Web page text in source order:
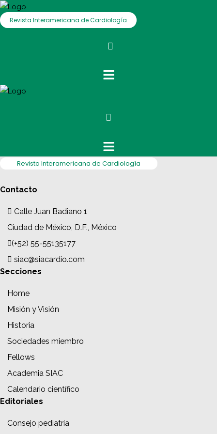
Revista Interamericana de Cardiología
Revista Interamericana de Cardiología
Contacto
Calle Juan Badiano 1
Ciudad de México, D.F., México
(+52) 55-55135177
siac@siacardio.com
Secciones
Home
Misión y Visión
Historia
Sociedades miembro
Fellows
Academia SIAC
Calendario científico
Editoriales
Consejo pediatría